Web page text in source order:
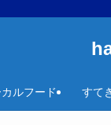
ルフード すて